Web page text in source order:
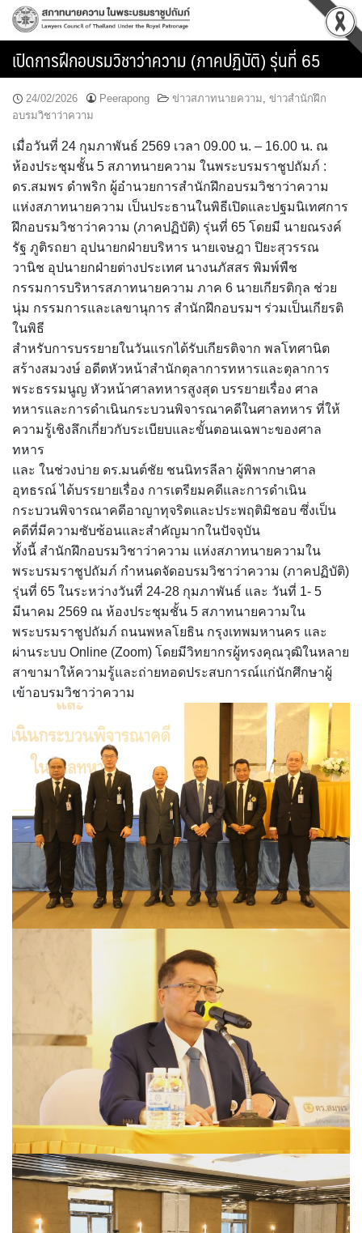
Skip
เปิดการฝึกอบรมวิชาว่าความ (ภาคปฏิบัติ) รุ่นที่ 65
24/02/2026 Peerapong ข่าวสภาทนายความ, ข่าวสำนักฝึก
อบรมวิชาว่าความ
เมื่อวันที่ 24 กุมภาพันธ์ 2569 เวลา 09.00 น. – 16.00 น. ณ
ห้องประชุมชั้น 5 สภาทนายความ ในพระบรมราชูปถัมภ์ :
ดร.สมพร ดำพริก ผู้อำนวยการสำนักฝึกอบรมวิชาว่าความ
แห่งสภาทนายความ เป็นประธานในพิธีเปิดและปฐมนิเทศการ
ฝึกอบรมวิชาว่าความ (ภาคปฏิบัติ) รุ่นที่ 65 โดยมี นายณรงค์
รัฐ ภูติรถยา อุปนายกฝ่ายบริหาร นายเจษฎา ปิยะสุวรรณ
วานิช อุปนายกฝ่ายต่างประเทศ นางนภัสสร พิมพ์พืช
กรรมการบริหารสภาทนายความ ภาค 6 นายเกียรติกุล ช่วย
นุ่ม กรรมการและเลขานุการ สำนักฝึกอบรมฯ ร่วมเป็นเกียรติ
ในพิธี
สำหรับการบรรยายในวันแรกได้รับเกียรติจาก พลโทศานิต
สร้างสมวงษ์ อดีตหัวหน้าสำนักตุลาการทหารและตุลาการ
พระธรรมนูญ หัวหน้าศาลทหารสูงสุด บรรยายเรื่อง ศาล
ทหารและการดำเนินกระบวนพิจารณาคดีในศาลทหาร ที่ให้
ความรู้เชิงลึกเกี่ยวกับระเบียบและขั้นตอนเฉพาะของศาล
ทหาร
และ ในช่วงบ่าย ดร.มนต์ชัย ชนนิทรลีลา ผู้พิพากษาศาล
อุทธรณ์ ได้บรรยายเรื่อง การเตรียมคดีและการดำเนิน
กระบวนพิจารณาคดีอาญาทุจริตและประพฤติมิชอบ ซึ่งเป็น
คดีที่มีความซับซ้อนและสำคัญมากในปัจจุบัน
ทั้งนี้ สำนักฝึกอบรมวิชาว่าความ แห่งสภาทนายความใน
พระบรมราชูปถัมภ์ กำหนดจัดอบรมวิชาว่าความ (ภาคปฏิบัติ)
รุ่นที่ 65 ในระหว่างวันที่ 24-28 กุมภาพันธ์ และ วันที่ 1- 5
มีนาคม 2569 ณ ห้องประชุมชั้น 5 สภาทนายความใน
พระบรมราชูปถัมภ์ ถนนพหลโยธิน กรุงเทพมหานคร และ
ผ่านระบบ Online (Zoom) โดยมีวิทยากรผู้ทรงคุณวุฒิในหลาย
สาขามาให้ความรู้และถ่ายทอดประสบการณ์แก่นักศึกษาผู้
เข้าอบรมวิชาว่าความ